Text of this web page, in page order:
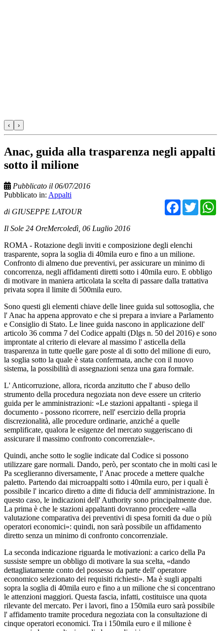
‹ ›
Anac, guida alla trasparenza negli appalti
sotto il milione
Pubblicato il 06/07/2016
Pubblicato in: Appalti
di GIUSEPPE LATOUR
Il Sole 24 OreMercoledì, 06 Luglio 2016
ROMA - Rotazione degli inviti e composizione degli elenchi
trasparente, sopra la soglia di 40mila euro e fino a un milione.
Confronto di almeno due preventivi, per assicurare un minimo di
concorrenza, negli affidamenti diretti sotto i 40mila euro. E obbligo
di motivare in maniera articolata la scelta di passare dalla trattativa
privata sopra il limite di 500mila euro.
Sono questi gli elementi chiave delle linee guida sul sottosoglia, che
l' Anac ha appena approvato e che si prepara a inviare a Parlamento
e Consiglio di Stato. Le linee guida nascono in applicazione dell'
articolo 36 comma 7 del Codice appalti (Dlgs n. 50 del 2016) e sono
improntate al criterio di elevare al massimo l' asticella della
trasparenza in tutte quelle gare poste al di sotto del milione di euro,
la soglia sotto la quale è stata confermata, anche con il nuovo
sistema, la possibilità di assegnazioni senza una gara formale.
L' Anticorruzione, allora, ricorda anzitutto che l' abuso dello
strumento della procedura negoziata non deve essere un criterio
guida per le amministrazioni: «Le stazioni appaltanti - spiega il
documento - possono ricorrere, nell' esercizio della propria
discrezionalità, alle procedure ordinarie, anziché a quelle
semplificate, qualora le esigenze del mercato suggeriscano di
assicurare il massimo confronto concorrenziale».
Quindi, anche sotto le soglie indicate dal Codice si possono
utilizzare gare normali. Dando, però, per scontato che in molti casi le
Pa sceglieranno diversamente, l' Anac procede a mettere qualche
paletto. Partendo dai microappalti sotto i 40mila euro, per i quali è
possibile l' incarico diretto a ditte di fiducia dell' amministrazione. In
questo caso, le indicazioni dell' Authority sono principalmente due.
La prima è che le stazioni appaltanti dovranno procedere «alla
valutazione comparativa dei preventivi di spesa forniti da due o più
operatori economici»: quindi, non sarà possibile un affidamento
diretto senza un minimo di confronto concorrenziale.
La seconda indicazione riguarda le motivazioni: a carico della Pa
sussiste sempre un obbligo di motivare la sua scelta, «dando
dettagliatamente conto del possesso da parte dell' operatore
economico selezionato dei requisiti richiesti». Ma è sugli appalti
sopra la soglia di 40mila euro e fino a un milione che si concentrano
le attenzioni maggiori. Questa fascia, infatti, costituisce una quota
rilevante del mercato. Per i lavori, fino a 150mila euro sarà possibile
l' affidamento tramite procedura negoziata con la consultazione di
cinque operatori economici. Tra i 150mila euro e il milione è